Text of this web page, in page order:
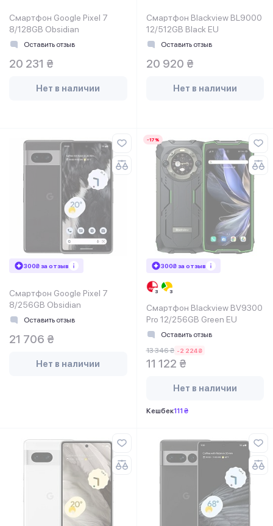
Смартфон Google Pixel 7
8/128GB Obsidian
Оставить отзыв
20 231 ₴
Нет в наличии
Смартфон Blackview BL9000
12/512GB Black EU
Оставить отзыв
20 920 ₴
Нет в наличии
300₴ за отзыв
Смартфон Google Pixel 7
8/256GB Obsidian
Оставить отзыв
21 706 ₴
Нет в наличии
-17%
300₴ за отзыв
Смартфон Blackview BV9300
Pro 12/256GB Green EU
Оставить отзыв
13 346 ₴ -2 224 ₴
11 122 ₴
Нет в наличии
Кешбек111 ₴